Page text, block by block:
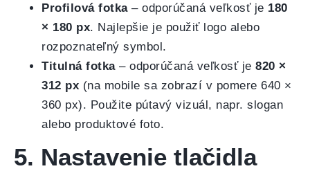
Profilová fotka– odporúčaná veľkosť je 180
× 180 px. Najlepšie je použiť logo alebo
rozpoznateľný symbol.
Titulná fotka– odporúčaná veľkosť je 820 ×
312 px (na mobile sa zobrazí v pomere 640 ×
360 px). Použite pútavý vizuál, napr. slogan
alebo produktové foto.
5. Nastavenie tlačidla